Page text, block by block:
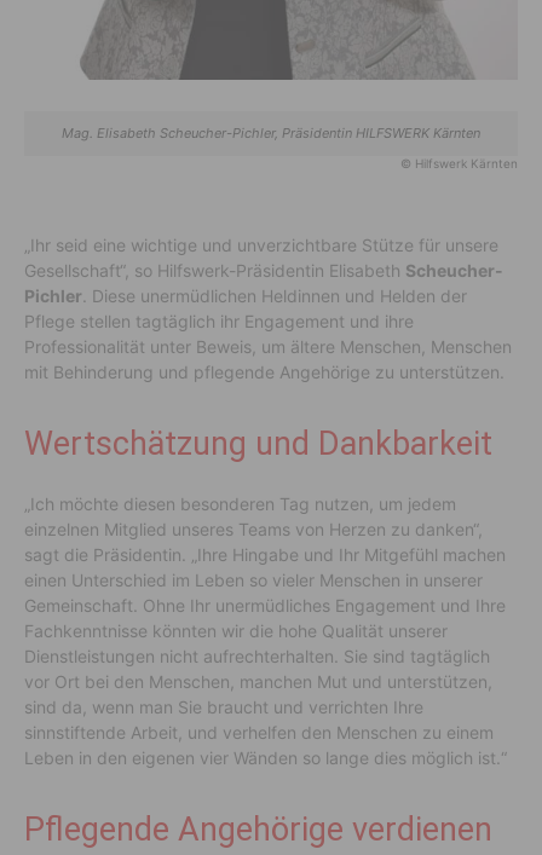
Mag. Elisabeth Scheucher-Pichler, Präsidentin HILFSWERK Kärnten
© Hilfswerk Kärnten
„Ihr seid eine wichtige und unverzichtbare Stütze für unsere
Gesellschaft“, so Hilfswerk-Präsidentin Elisabeth Scheucher-
Pichler . Diese unermüdlichen Heldinnen und Helden der
Pflege stellen tagtäglich ihr Engagement und ihre
Professionalität unter Beweis, um ältere Menschen, Menschen
mit Behinderung und pflegende Angehörige zu unterstützen.
Wertschätzung und Dankbarkeit
„Ich möchte diesen besonderen Tag nutzen, um jedem
einzelnen Mitglied unseres Teams von Herzen zu danken“,
sagt die Präsidentin. „Ihre Hingabe und Ihr Mitgefühl machen
einen Unterschied im Leben so vieler Menschen in unserer
Gemeinschaft. Ohne Ihr unermüdliches Engagement und Ihre
Fachkenntnisse könnten wir die hohe Qualität unserer
Dienstleistungen nicht aufrechterhalten. Sie sind tagtäglich
vor Ort bei den Menschen, manchen Mut und unterstützen,
sind da, wenn man Sie braucht und verrichten Ihre
sinnstiftende Arbeit, und verhelfen den Menschen zu einem
Leben in den eigenen vier Wänden so lange dies möglich ist.“
Pflegende Angehörige verdienen